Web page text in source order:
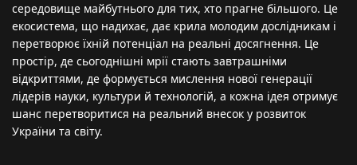
середовище майбутнього для тих, хто прагне більшого. Це
екосистема, що надихає, дає крила молодим дослідникам і
перетворює їхній потенціал на реальні досягнення. Це
простір, де сьогоднішні мрії стають завтрашніми
відкриттями, де формується мислення нової генерації
лідерів науки, культури й технологій, а кожна ідея отримує
шанс перетворитися на реальний внесок у розвиток
України та світу.